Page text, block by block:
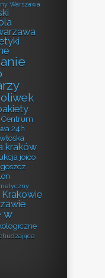
Warszawa
24h
kraków
joico
w